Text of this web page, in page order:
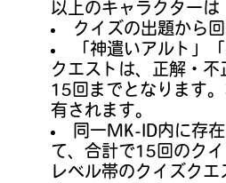
以上のキャラクター
クイズの出題から
「神遣いアルト」
クエストは、正解・
15回までとなります
有されます。
同一MK-ID内に存
て、合計で15回のク
レベル帯のクイズク